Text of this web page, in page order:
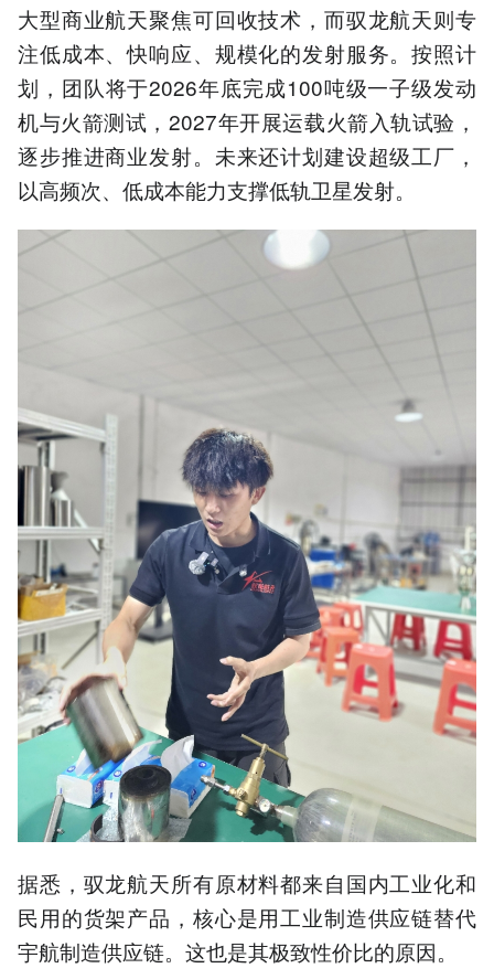
大型商业航天聚焦可回收技术，而驭龙航天则专
注低成本、快响应、规模化的发射服务。按照计
划，团队将于2026年底完成100吨级一子级发动
机与火箭测试，2027年开展运载火箭入轨试验，
逐步推进商业发射。未来还计划建设超级工厂，
以高频次、低成本能力支撑低轨卫星发射。
据悉，驭龙航天所有原材料都来自国内工业化和
民用的货架产品，核心是用工业制造供应链替代
宇航制造供应链。这也是其极致性价比的原因。